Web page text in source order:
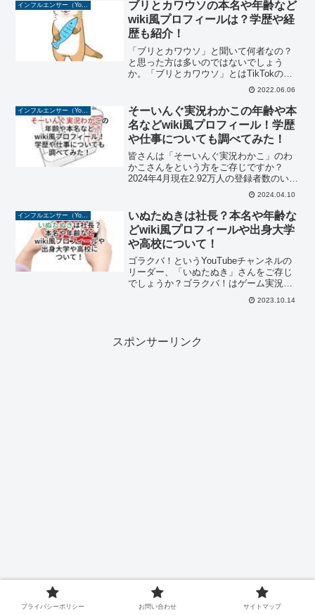
や年...
インフルエンサー（YouTuber/TikToker/Instagramer）
ブリとカワウソの本名や年齢など
wiki風プロフィールは？学歴や経
歴も紹介！
「ブリとカワウソ」と聞いて何者なの？
と思った方は多いのではないでしょう
か。「ブリとカワウソ」とはTikTokのア
カウントの名前で、最近徐々に人気を集
めている男性2人組のTikTokerです。フォ
ロワー数は15万6,000人（2022年6月現...
2022.06.06
そーいんぐ実況わかこの年齢や本
名などwiki風プロフィール！学歴
や仕事についても調べてみた！
皆さんは「そーいんぐ実況わかこ」のわ
かこさんをという方をご存じですか？
2024年4月現在2.92万人の登録者数のいる
YouTuberです。2021年の8月に活動を開
始し、週に2本程度のペースで動画を投稿
しています。わかこさんの動画では、
「好...
2024.04.10
いぬたぬきは社長？本名や年齢な
どwiki風プロフィールや出身大学
や高校について！
ゴラクバ！というYouTubeチャンネルの
リーダー、「いぬたぬき」さんをご存じ
でしょうか？ゴラクバ！はゲーム実況の
YouTubeで今現在56,４万人の登録者がい
てとても注目をされています。(2023年10
2023.10.14
スポンサーリンク
プライバシーポリシー お問い合わせ サイトマップ